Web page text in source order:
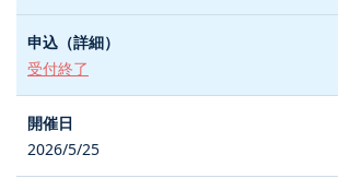
受付終了
2026/5/25